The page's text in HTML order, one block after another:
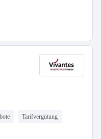
Tarifvergütung